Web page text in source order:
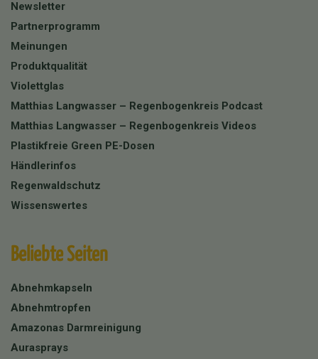
Newsletter
Partnerprogramm
Meinungen
Produktqualität
Violettglas
Matthias Langwasser – Regenbogenkreis Podcast
Matthias Langwasser – Regenbogenkreis Videos
Plastikfreie Green PE-Dosen
Händlerinfos
Regenwaldschutz
Wissenswertes
Beliebte Seiten
Abnehmkapseln
Abnehmtropfen
Amazonas Darmreinigung
Aurasprays